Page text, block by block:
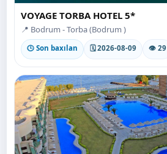
VOYAGE TORBA HOTEL 5*
📍 Bodrum - Torba (Bodrum )
🕒 Son baxılan 🗓 2026-08-09 👁 29